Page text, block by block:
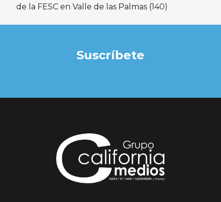
de la FESC en Valle de las Palmas (140)
Suscríbete